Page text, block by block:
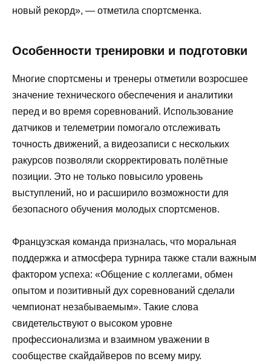
новый рекорд», — отметила спортсменка.
Особенности тренировки и подготовки
Многие спортсмены и тренеры отметили возросшее
значение технического обеспечения и аналитики
перед и во время соревнований. Использование
датчиков и телеметрии помогало отслеживать
точность движений, а видеозаписи с нескольких
ракурсов позволяли скорректировать полётные
позиции. Это не только повысило уровень
выступлений, но и расширило возможности для
безопасного обучения молодых спортсменов.
Французская команда призналась, что моральная
поддержка и атмосфера турнира также стали важным
фактором успеха: «Общение с коллегами, обмен
опытом и позитивный дух соревнований сделали
чемпионат незабываемым». Такие слова
свидетельствуют о высоком уровне
профессионализма и взаимном уважении в
сообществе скайдайверов по всему миру.